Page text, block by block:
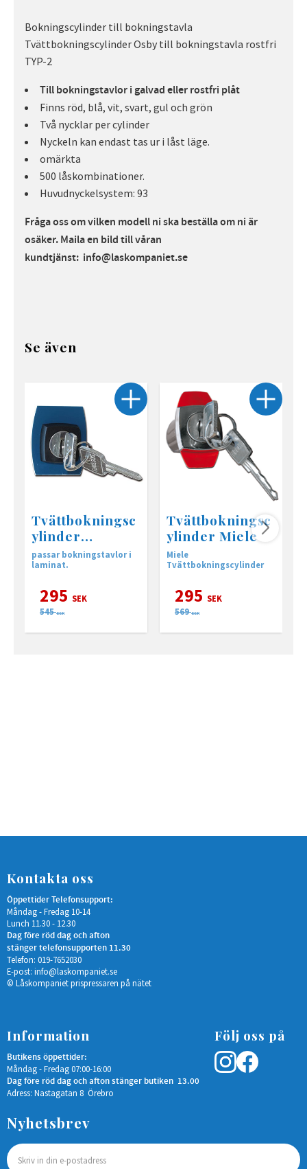
Bokningscylinder till bokningstavla
Tvättbokningscylinder Osby till bokningstavla rostfri
TYP-2
Till bokningstavlor i galvad eller rostfri plåt
Finns röd, blå, vit, svart, gul och grön
Två nycklar per cylinder
Nyckeln kan endast tas ur i låst läge.
omärkta
500 låskombinationer.
Huvudnyckelsystem: 93
Fråga oss om vilken modell ni ska beställa om ni är
osäker. Maila en bild till våran
kundtjänst: info@laskompaniet.se
Se även
Tvättbokningsc
ylinder
Wascator
passar bokningstavlor i
laminat.
295 SEK
545 SEK
Tvättbokningsc
ylinder Miele
Miele
Tvättbokningscylinder
295 SEK
569 SEK
Kontakta oss
Öppettider Telefonsupport:
Måndag - Fredag 10-14
Lunch 11.30 - 12.30
Dag före röd dag och afton
stänger telefonsupporten 11.30
Telefon: 019-7652030
E-post: info@laskompaniet.se
© Låskompaniet prispressaren på nätet
Information
Butikens öppettider:
Måndag - Fredag 07:00-16:00
Dag före röd dag och afton stänger butiken 13.00
Adress: Nastagatan 8 Örebro
Följ oss på
Nyhetsbrev